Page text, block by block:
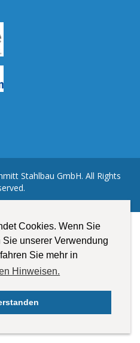
Cookies. Wenn Sie
Sie unserer Verwendung
Sie mehr in
Hinweisen.
Stahlbau GmbH. All Rights